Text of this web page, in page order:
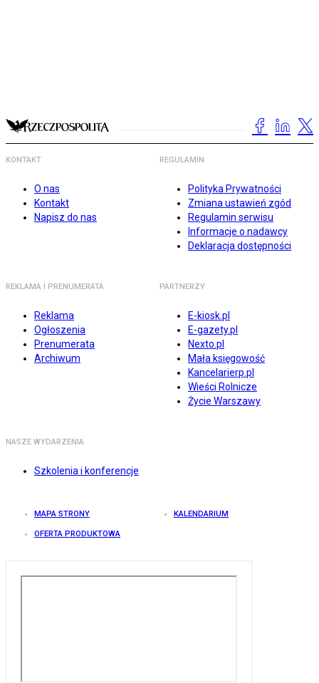
KONTAKT
O nas
Kontakt
Napisz do nas
REGULAMIN
Polityka Prywatności
Zmiana ustawień zgód
Regulamin serwisu
Informacje o nadawcy
Deklaracja dostępności
REKLAMA I PRENUMERATA
Reklama
Ogłoszenia
Prenumerata
Archiwum
PARTNERZY
E-kiosk.pl
E-gazety.pl
Nexto.pl
Mała księgowość
Kancelarierp.pl
Wieści Rolnicze
Życie Warszawy
NASZE WYDARZENIA
Szkolenia i konferencje
MAPA STRONY KALENDARIUM
OFERTA PRODUKTOWA